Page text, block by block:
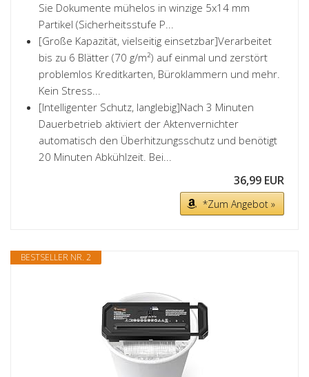
Sie Dokumente mühelos in winzige 5x14 mm
Partikel (Sicherheitsstufe P...
[Große Kapazität, vielseitig einsetzbar]Verarbeitet
bis zu 6 Blätter (70 g/m²) auf einmal und zerstört
problemlos Kreditkarten, Büroklammern und mehr.
Kein Stress...
[Intelligenter Schutz, langlebig]Nach 3 Minuten
Dauerbetrieb aktiviert der Aktenvernichter
automatisch den Überhitzungsschutz und benötigt
20 Minuten Abkühlzeit. Bei...
36,99 EUR
*Zum Angebot »
BESTSELLER NR. 2